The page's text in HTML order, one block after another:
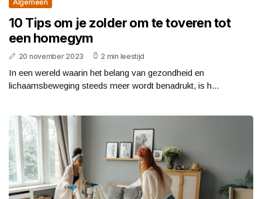
Algemeen
10 Tips om je zolder om te toveren tot
een homegym
20 november 2023 2 min leestijd
In een wereld waarin het belang van gezondheid en
lichaamsbeweging steeds meer wordt benadrukt, is h...